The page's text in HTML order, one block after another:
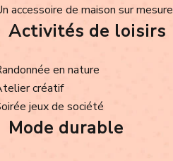
accessoire de maison sur mesure
Activités de loisirs
en nature
créatif
jeux de société
Mode durable